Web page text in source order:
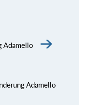
Adamello
Adamello